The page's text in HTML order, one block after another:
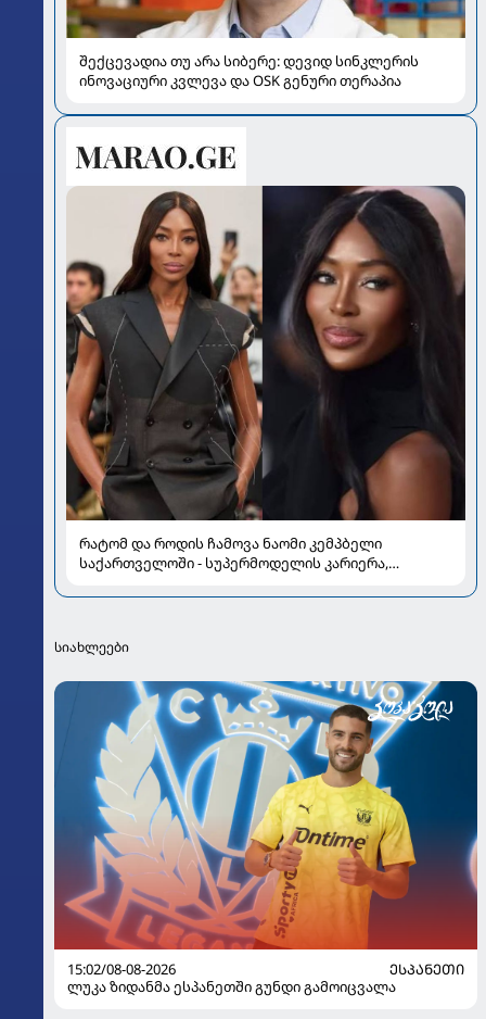
შექცევადია თუ არა სიბერე: დევიდ სინკლერის
ინოვაციური კვლევა და OSK გენური თერაპია
რატომ და როდის ჩამოვა ნაომი კემპბელი
საქართველოში - სუპერმოდელის კარიერა,
სიახლეები
15:02/08-08-2026
ᲔᲡᲞᲐᲜᲔᲗᲘ
ლუკა ზიდანმა ესპანეთში გუნდი გამოიცვალა